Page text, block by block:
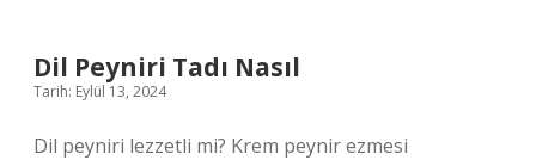
Dil Peyniri Tadı Nasıl
Tarih: Eylül 13, 2024
Dil peyniri lezzetli mi? Krem peynir ezmesi